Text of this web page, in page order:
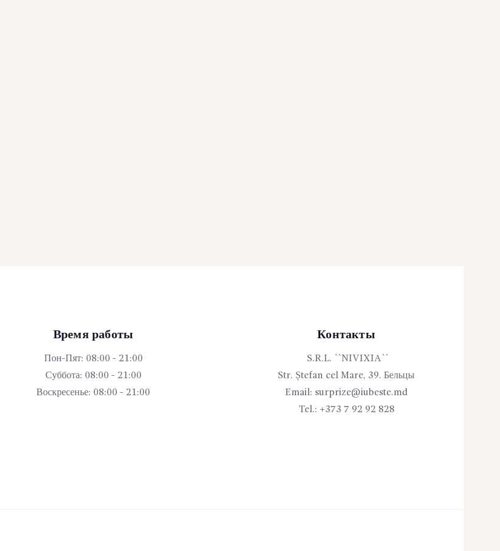
Время работы
Пон-Пят: 08:00 - 21:00
Суббота: 08:00 - 21:00
Воскресенье: 08:00 - 21:00
Контакты
S.R.L. ``NIVIXIA``
Str. Ștefan cel Mare, 39. Бельцы
Email: surprize@iubeste.md
Tel.: +373 7 92 92 828